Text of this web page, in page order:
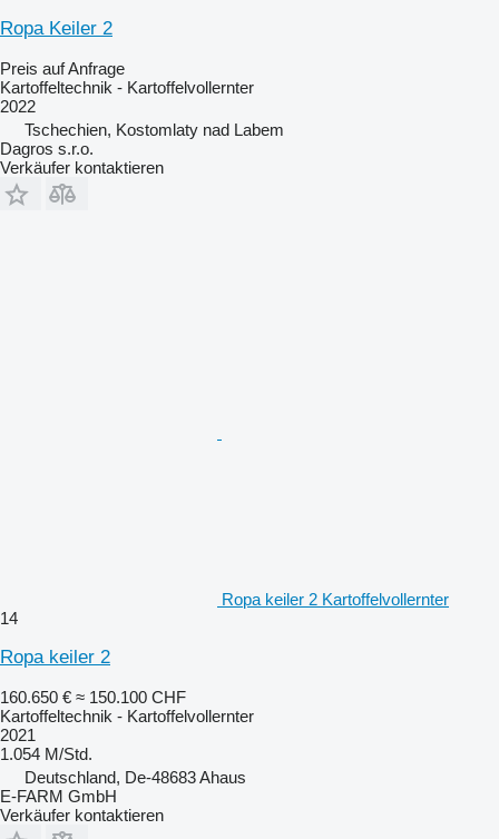
Ropa Keiler 2
Preis auf Anfrage
Kartoffeltechnik - Kartoffelvollernter
2022
Tschechien, Kostomlaty nad Labem
Dagros s.r.o.
Verkäufer kontaktieren
Ropa keiler 2 Kartoffelvollernter
14
Ropa keiler 2
160.650 € ≈ 150.100 CHF
Kartoffeltechnik - Kartoffelvollernter
2021
1.054 M/Std.
Deutschland, De-48683 Ahaus
E-FARM GmbH
Verkäufer kontaktieren